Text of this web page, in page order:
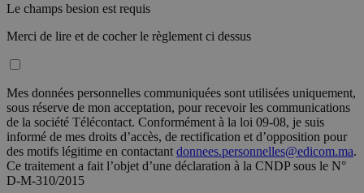
Le champs besion est requis
Merci de lire et de cocher le règlement ci dessus
Mes données personnelles communiquées sont utilisées uniquement,
sous réserve de mon acceptation, pour recevoir les communications
de la société Télécontact. Conformément à la loi 09-08, je suis
informé de mes droits d’accès, de rectification et d’opposition pour
des motifs légitime en contactant donnees.personnelles@edicom.ma.
Ce traitement a fait l’objet d’une déclaration à la CNDP sous le N°
D-M-310/2015